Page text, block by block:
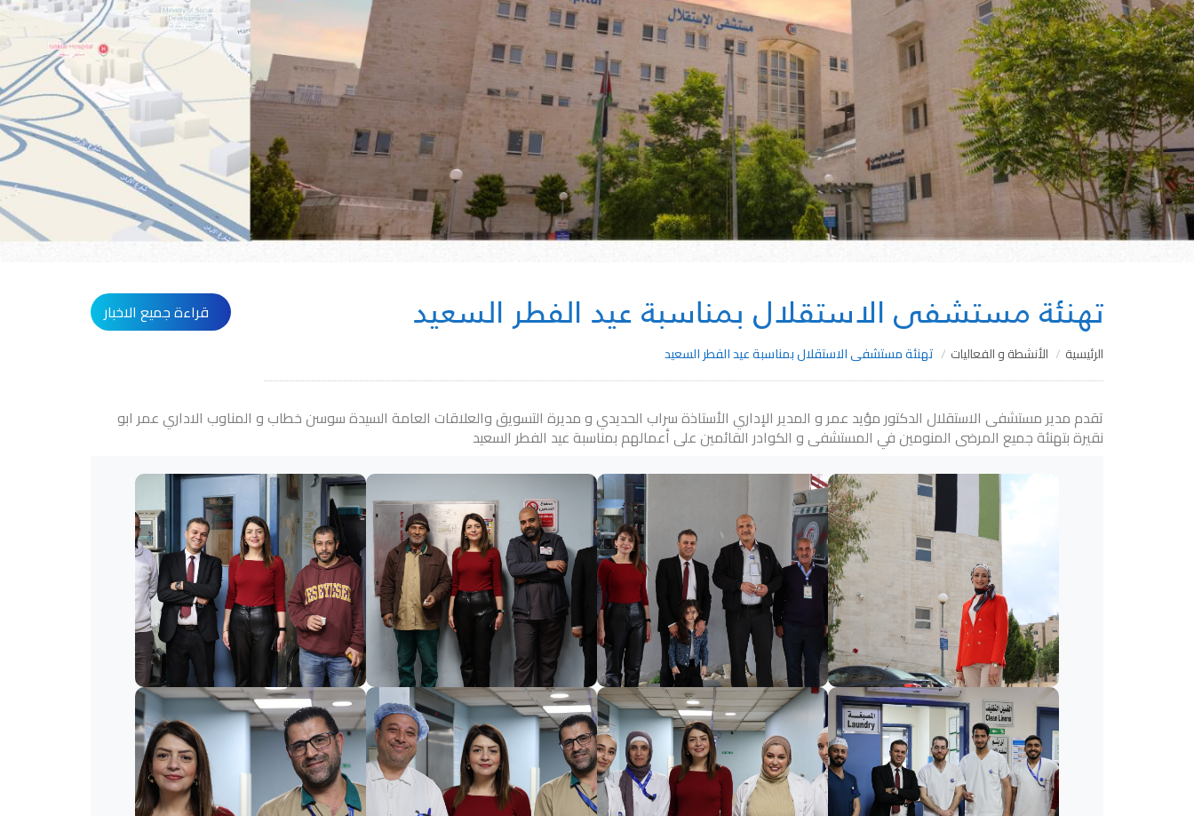
تهنئة مستشفى الاستقلال بمناسبة عيد الفطر السعيد
الرئيسية الأنشطة و الفعاليات تهنئة مستشفى الاستقلال بمناسبة عيد الفطر السعيد
قراءة جميع الاخبار
تقدم مدير مستشفى الاستقلال الدكتور مؤيد عمر و المدير الإداري الأستاذة سراب الحديدي و مديرة التسويق والعلاقات العامة السيدة سوسن خطاب و المناوب الاداري عمر ابو
نقيرة بتهنئة جميع المرضى المنومين في المستشفى و الكوادر القائمين على أعمالهم بمناسبة عيد الفطر السعيد